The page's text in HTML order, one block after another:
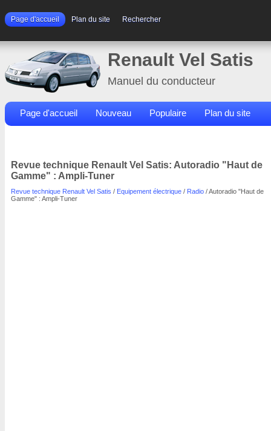
Page d'accueil Plan du site Rechercher
Renault Vel Satis
Manuel du conducteur
Page d'accueil Nouveau Populaire Plan du site
Revue technique Renault Vel Satis: Autoradio "Haut de
Gamme" : Ampli-Tuner
Revue technique Renault Vel Satis / Equipement électrique / Radio / Autoradio "Haut de
Gamme" : Ampli-Tuner